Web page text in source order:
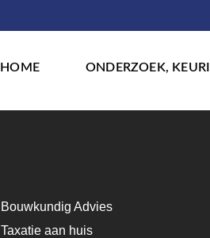
HOME ONDERZOEK,
Bouwkundig Advies
Taxatie aan huis